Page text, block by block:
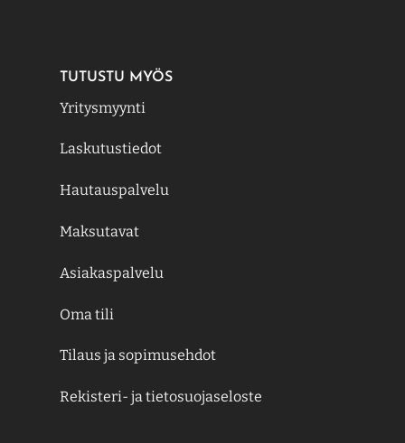
TUTUSTU MYÖS
Yritysmyynti
Laskutustiedot
Hautauspalvelu
Maksutavat
Asiakaspalvelu
Oma tili
Tilaus ja sopimusehdot
Rekisteri- ja tietosuojaseloste